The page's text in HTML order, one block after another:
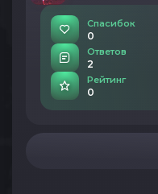
Спасибок
0
Ответов
2
Рейтинг
0